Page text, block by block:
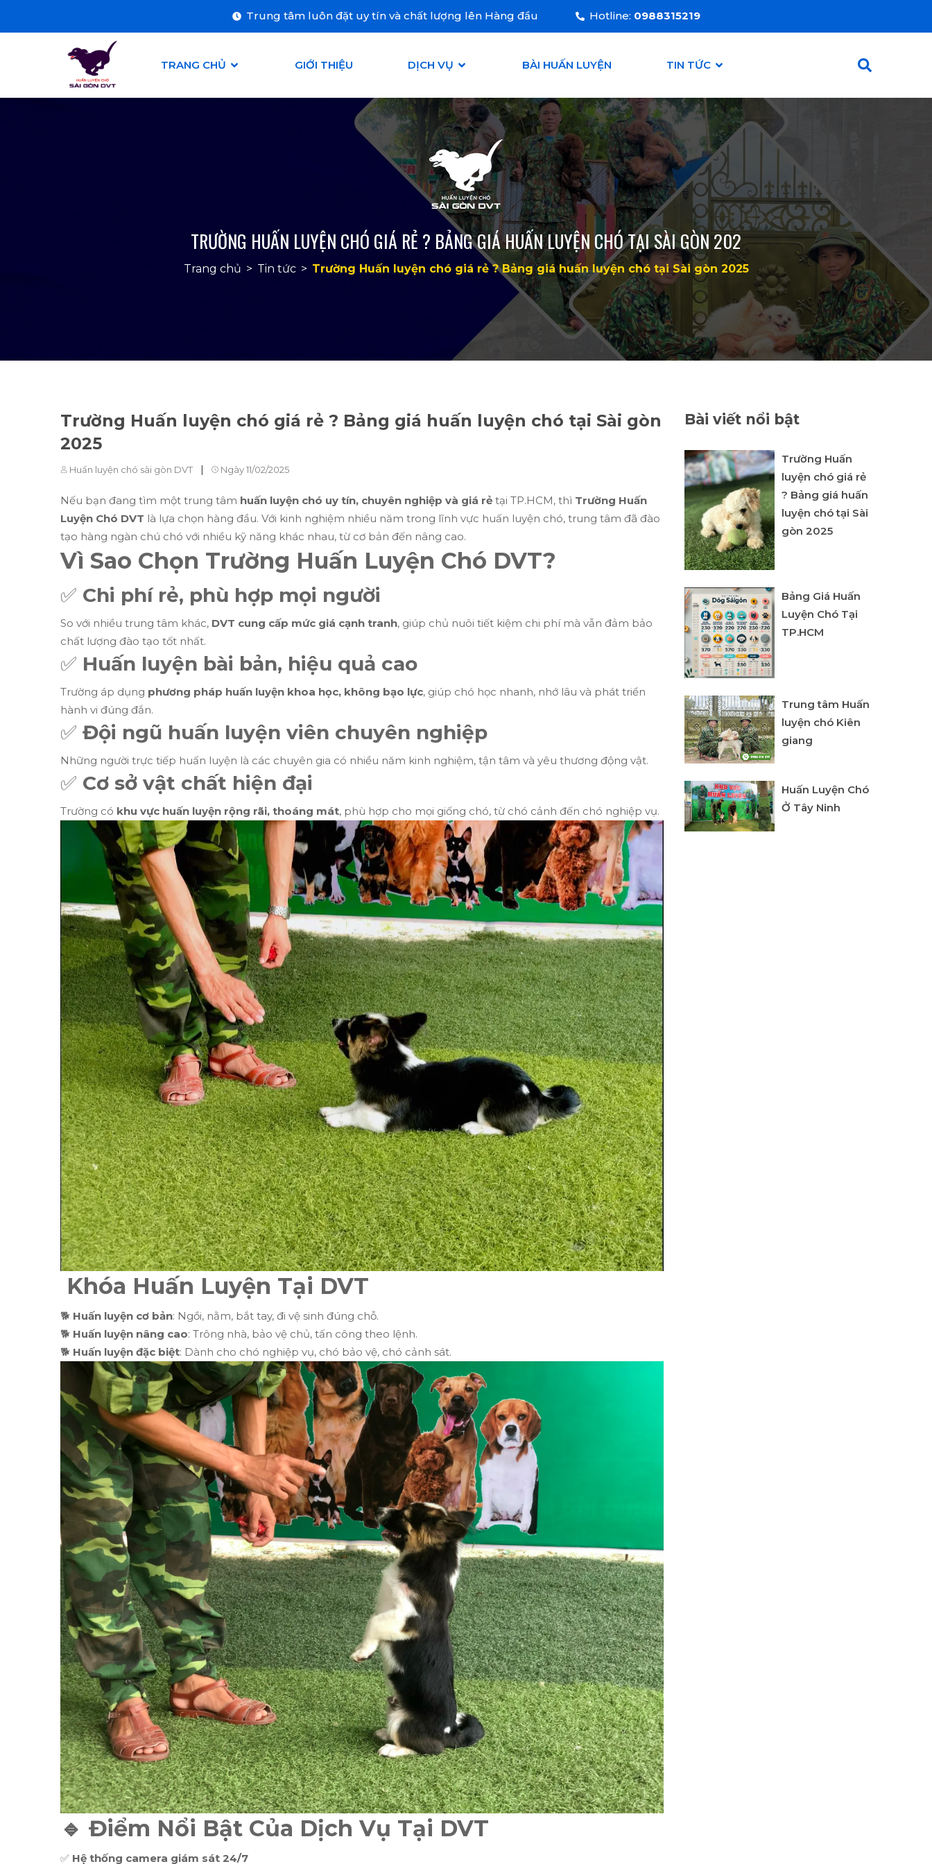
Trung tâm luôn đặt uy tín và chất lượng lên Hàng đầu Hotline: 0988315219
TRANG CHỦ GIỚI THIỆU DỊCH VỤ BÀI HUẤN LUYỆN TIN TỨC
TRƯỜNG HUẤN LUYỆN CHÓ GIÁ RẺ ? BẢNG GIÁ HUẤN LUYỆN CHÓ TẠI SÀI GÒN 202
Trang chủ > Tin tức > Trường Huấn luyện chó giá rẻ ? Bảng giá huấn luyện chó tại Sài gòn 2025
Trường Huấn luyện chó giá rẻ ? Bảng giá huấn luyện chó tại Sài gòn
2025
Huấn luyện chó sài gòn DVT | Ngày 11/02/2025
Nếu bạn đang tìm một trung tâm huấn luyện chó uy tín, chuyên nghiệp và giá rẻ tại TP.HCM, thì Trường Huấn
Luyện Chó DVT là lựa chọn hàng đầu. Với kinh nghiệm nhiều năm trong lĩnh vực huấn luyện chó, trung tâm đã đào
tạo hàng ngàn chú chó với nhiều kỹ năng khác nhau, từ cơ bản đến nâng cao.
Vì Sao Chọn Trường Huấn Luyện Chó DVT?
✅ Chi phí rẻ, phù hợp mọi người
So với nhiều trung tâm khác, DVT cung cấp mức giá cạnh tranh, giúp chủ nuôi tiết kiệm chi phí mà vẫn đảm bảo
chất lượng đào tạo tốt nhất.
✅ Huấn luyện bài bản, hiệu quả cao
Trường áp dụng phương pháp huấn luyện khoa học, không bạo lực, giúp chó học nhanh, nhớ lâu và phát triển
hành vi đúng đắn.
✅ Đội ngũ huấn luyện viên chuyên nghiệp
Những người trực tiếp huấn luyện là các chuyên gia có nhiều năm kinh nghiệm, tận tâm và yêu thương động vật.
✅ Cơ sở vật chất hiện đại
Trường có khu vực huấn luyện rộng rãi, thoáng mát, phù hợp cho mọi giống chó, từ chó cảnh đến chó nghiệp vụ.
Khóa Huấn Luyện Tại DVT
🐕 Huấn luyện cơ bản: Ngồi, nằm, bắt tay, đi vệ sinh đúng chỗ.
🐕 Huấn luyện nâng cao: Trông nhà, bảo vệ chủ, tấn công theo lệnh.
🐕 Huấn luyện đặc biệt: Dành cho chó nghiệp vụ, chó bảo vệ, chó cảnh sát.
🔹 Điểm Nổi Bật Của Dịch Vụ Tại DVT
✅ Hệ thống camera giám sát 24/7
Bài viết nổi bật
Trường Huấn
luyện chó giá rẻ
? Bảng giá huấn
luyện chó tại Sài
gòn 2025
Bảng Giá Huấn
Luyện Chó Tại
TP.HCM
Trung tâm Huấn
luyện chó Kiên
giang
Huấn Luyện Chó
Ở Tây Ninh